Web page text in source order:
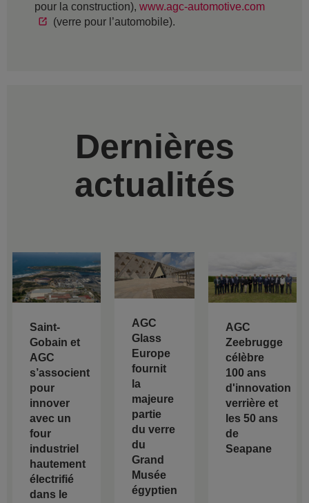
pour la construction), www.agc-automotive.com
(verre pour l’automobile).
Dernières
actualités
Saint-
Gobain et
AGC
s’associent
pour
innover
avec un
four
industriel
hautement
électrifié
dans le
AGC
Glass
Europe
fournit
la
majeure
partie
du verre
du
Grand
Musée
égyptien
AGC
Zeebrugge
célèbre
100 ans
d'innovation
verrière et
les 50 ans
de
Seapane